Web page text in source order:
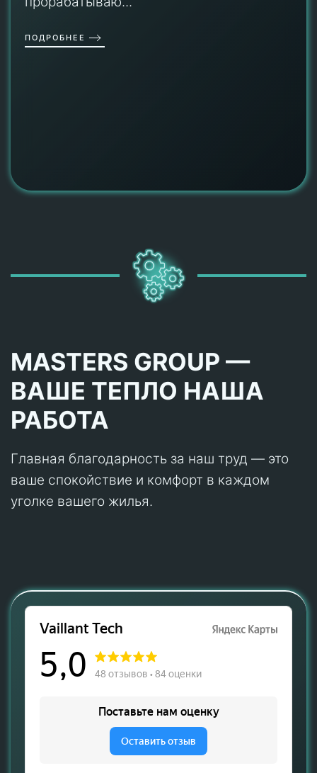
ПОДРОБНЕЕ
MASTERS GROUP —
ВАШЕ ТЕПЛО НАША
РАБОТА
Главная благодарность за наш труд — это
ваше спокойствие и комфорт в каждом
уголке вашего жилья.